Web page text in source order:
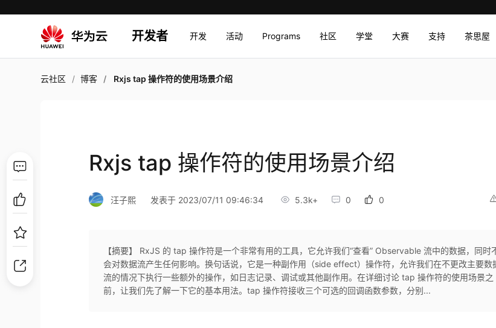
开发者 开发 活动 Programs 社区 学堂 大赛 支持 茶思屋
云社区 博客 Rxjs tap 操作符的使用场景介绍
Rxjs tap 操作符的使用场景介绍
汪子熙 发表于 2023/07/11 09:46:34 5.3k+ 0 0
【摘要】 RxJS 的 tap 操作符是一个非常有用的工具，它允许我们“查看” Observable 流中的数据，同时
会对数据流产生任何影响。换句话说，它是一种副作用（side effect）操作符，允许我们在不更改主要数
流的情况下执行一些额外的操作，如日志记录、调试或其他副作用。在详细讨论 tap 操作符的使用场景之
前，让我们先了解一下它的基本用法。tap 操作符接收三个可选的回调函数参数，分别...